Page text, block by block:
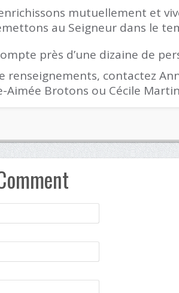
mutuellement et
au Seigneur dans le
près d’une dizaine de
renseignements, contactez
Aimée Brotons ou Cécile